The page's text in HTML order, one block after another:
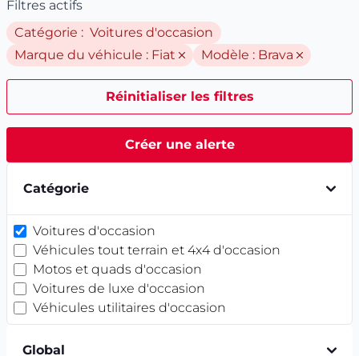
Filtres actifs
Catégorie : Voitures d'occasion
Marque du véhicule : Fiat Modèle : Brava
Réinitialiser les filtres
Créer une alerte
Catégorie
Voitures d'occasion
Véhicules tout terrain et 4x4 d'occasion
Motos et quads d'occasion
Voitures de luxe d'occasion
Véhicules utilitaires d'occasion
Global